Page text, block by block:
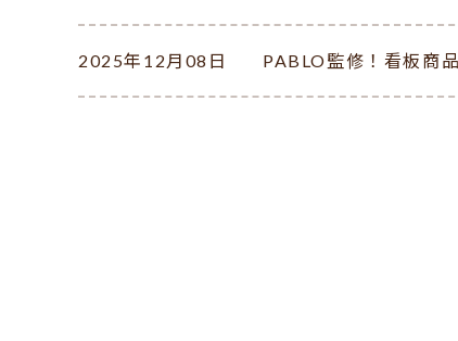
2025年12月08日 PABLO監修！看板商